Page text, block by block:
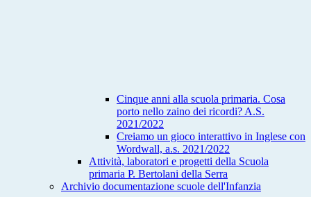
Cinque anni alla scuola primaria. Cosa
porto nello zaino dei ricordi? A.S.
2021/2022
Creiamo un gioco interattivo in Inglese con
Wordwall, a.s. 2021/2022
Attività, laboratori e progetti della Scuola
primaria P. Bertolani della Serra
Archivio documentazione scuole dell'Infanzia